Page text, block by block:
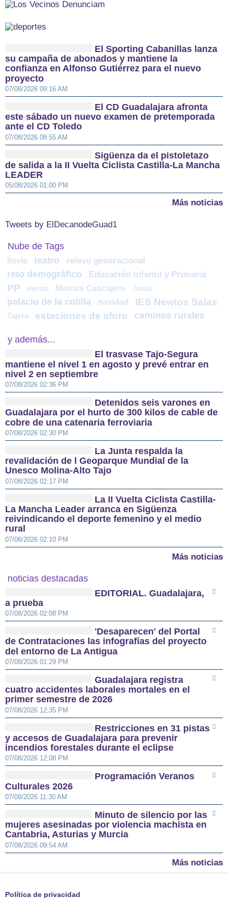
El Sporting Cabanillas lanza
su campaña de abonados y mantiene la
confianza en Alfonso Gutiérrez para el nuevo
proyecto
07/08/2026 09:16 AM
El CD Guadalajara afronta
este sábado un nuevo examen de pretemporada
ante el CD Toledo
07/08/2026 08:55 AM
Sigüenza da el pistoletazo
de salida a la II Vuelta Ciclista Castilla-La Mancha
LEADER
05/08/2026 01:00 PM
Más noticias
Tweets by ElDecanodeGuad1
Nube de Tags
lluvia teatro relevo generacional
reto demográfico Educación Infantil y Primaria
PP viento Marcos Cascajero Junta
palacio de la cotilla navidad IES Newtos Salas
Tajera estaciones de aforo caminos rurales
y además...
El trasvase Tajo-Segura
mantiene el nivel 1 en agosto y prevé entrar en
nivel 2 en septiembre
07/08/2026 02:36 PM
Detenidos seis varones en
Guadalajara por el hurto de 300 kilos de cable de
cobre de una catenaria ferroviaria
07/08/2026 02:30 PM
La Junta respalda la
revalidación de l Geoparque Mundial de la
Unesco Molina-Alto Tajo
07/08/2026 02:17 PM
La II Vuelta Ciclista Castilla-
La Mancha Leader arranca en Sigüenza
reivindicando el deporte femenino y el medio
rural
07/08/2026 02:10 PM
Más noticias
noticias destacadas
EDITORIAL. Guadalajara,
a prueba
07/08/2026 02:08 PM
'Desaparecen' del Portal
de Contrataciones las infografías del proyecto
del entorno de La Antigua
07/08/2026 01:29 PM
Guadalajara registra
cuatro accidentes laborales mortales en el
primer semestre de 2026
07/08/2026 12:35 PM
Restricciones en 31 pistas
y accesos de Guadalajara para prevenir
incendios forestales durante el eclipse
07/08/2026 12:08 PM
Programación Veranos
Culturales 2026
07/08/2026 11:30 AM
Minuto de silencio por las
mujeres asesinadas por violencia machista en
Cantabria, Asturias y Murcia
07/08/2026 09:54 AM
Más noticias
Política de privacidad